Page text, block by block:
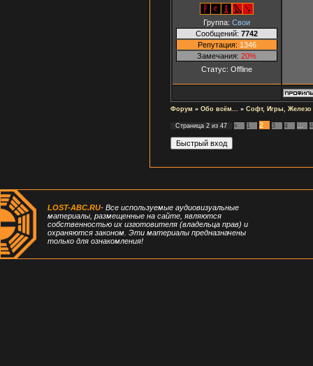
Группа: Свои
Сообщений: 7742
Репутация: 1346
Замечания: 20%
Статус: Offline
Форум » Обо всём... » Софт, Игры, Железо
Страница 2 из 47 « 1 2 3 4
LOST-ABC.RU- Все используемые аудиовизуальные
материалы, размещенные на сайте, являются
собственностью их изготовителя (владельца прав) и
охраняются законом. Эти материалы предназначены
только для ознакомления!